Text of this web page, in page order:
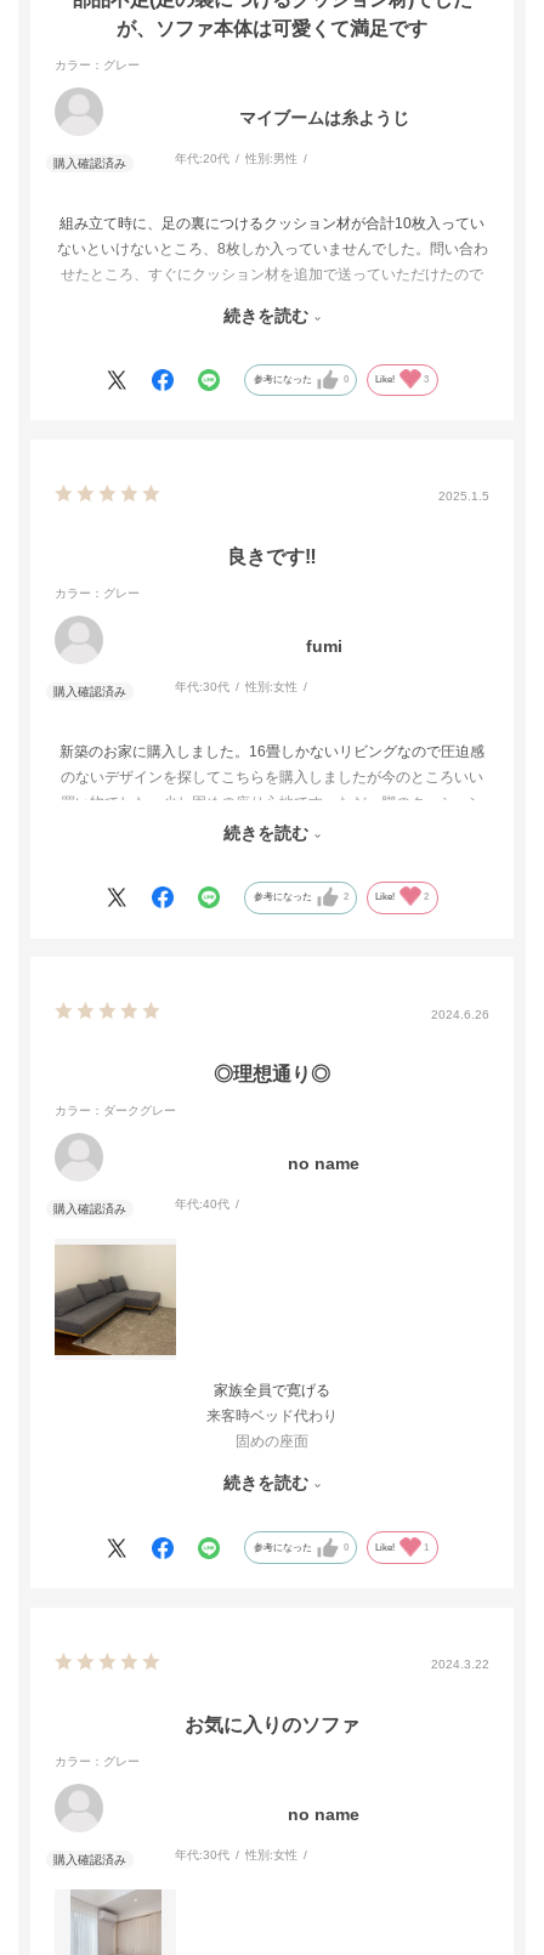
が、ソファ本体は可愛くて満足です
カラー：グレー
マイブームは糸ようじ
年代:20代 性別:男性
組み立て時に、足の裏につけるクッション材が合計10枚入ってい
ないといけないところ、8枚しか入っていませんでした。問い合わ
せたところ、すぐにクッション材を追加で送っていただけたので
タグがポイントでついていたのも好印象でした。ファブリックも
しっとりした触り心地で、高級感を感じられ良かったです。
続きを読む
参考になった 0 Like! 3
2025.1.5
良きです‼︎
カラー：グレー
fumi
年代:30代 性別:女性
新築のお家に購入しました。16畳しかないリビングなので圧迫感
のないデザインを探してこちらを購入しましたが今のところいい
買い物でした。少し固めの座り心地です。ただ、脚のクッション
シールは剥がれやすいので設置の際に接着力の高いものを用意し
続きを読む
参考になった 2 Like! 2
2024.6.26
◎理想通り◎
カラー：ダークグレー
no name
年代:40代
家族全員で寛げる
来客時ベッド代わり
固めの座面
大きすぎず、圧迫感がない
た‼︎
ダークグレーの色味も、ちょうどよいコンパクト感で
続きを読む
参考になった 0 Like! 1
2024.3.22
お気に入りのソファ
カラー：グレー
no name
年代:30代 性別:女性